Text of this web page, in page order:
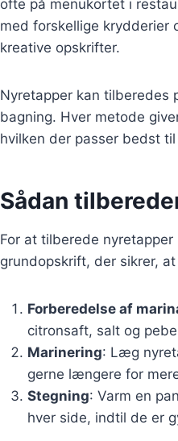
ofte på menukortet i
med forskellige krydderier
kreative opskrifter.
Nyretapper kan tilberedes
bagning. Hver metode
hvilken der passer bedst
Sådan
For at tilberede
grundopskrift, der sikrer,
Forberedelse af
citronsaft, salt og
Marinering: Læg
gerne længere for
Stegning: Varm en
hver side, indtil de er